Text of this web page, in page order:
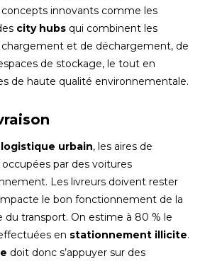
innovants comme les
city hubs qui combinent les
et de déchargement, de
de stockage, le tout en
de haute qualité environnementale.
logistique urbain, les aires de
par des voitures
Les livreurs doivent rester
le bon fonctionnement de la
du transport. On estime à 80 % le
en stationnement illicite.
doit donc s’appuyer sur des